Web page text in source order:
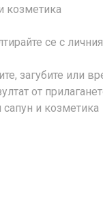
козметика
се с
загубите или
от
и козметика